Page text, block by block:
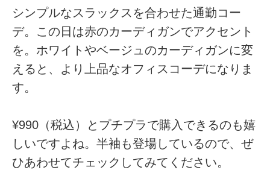
シンプルなスラックスを合わせた通勤コー
デ。この日は赤のカーディガンでアクセント
を。ホワイトやベージュのカーディガンに変
えると、より上品なオフィスコーデになりま
す。
¥990（税込）とプチプラで購入できるのも嬉
しいですよね。半袖も登場しているので、ぜ
ひあわせてチェックしてみてください。